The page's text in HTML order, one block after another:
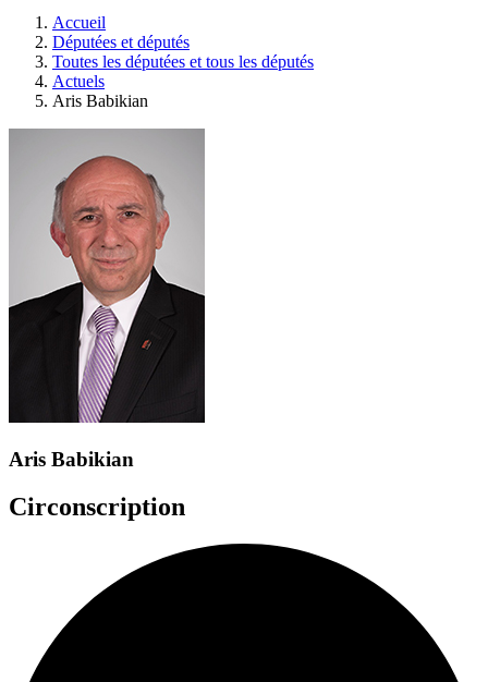
législative.
Accueil
Députées et députés
Toutes les députées et tous les députés
Actuels
Aris Babikian
Aris Babikian
Circonscription